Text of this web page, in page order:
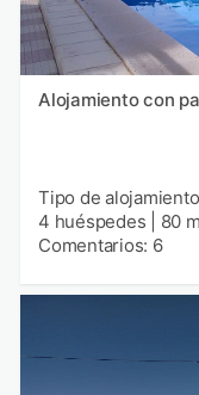
Alojamiento con
Tipo de
4 huéspedes
80
Comentarios: 6